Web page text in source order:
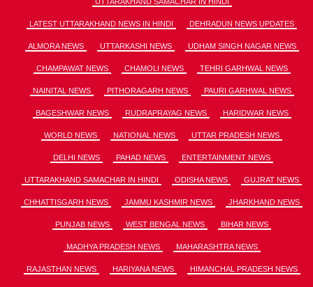
LATEST UTTARAKHAND NEWS IN HINDI DEHRADUN NEWS UPDATES
ALMORA NEWS UTTARKASHI NEWS UDHAM SINGH NAGAR NEWS
CHAMPAWAT NEWS CHAMOLI NEWS TEHRI GARHWAL NEWS
NAINITAL NEWS PITHORAGARH NEWS PAURI GARHWAL NEWS
BAGESHWAR NEWS RUDRAPRAYAG NEWS HARIDWAR NEWS
WORLD NEWS NATIONAL NEWS UTTAR PRADESH NEWS
DELHI NEWS PAHAD NEWS ENTERTAINMENT NEWS
UTTARAKHAND SAMACHAR IN HINDI ODISHA NEWS GUJRAT NEWS
CHHATTISGARH NEWS JAMMU KASHMIR NEWS JHARKHAND NEWS
PUNJAB NEWS WEST BENGAL NEWS BIHAR NEWS
MADHYA PRADESH NEWS MAHARASHTRA NEWS
RAJASTHAN NEWS HARIYANA NEWS HIMANCHAL PRADESH NEWS